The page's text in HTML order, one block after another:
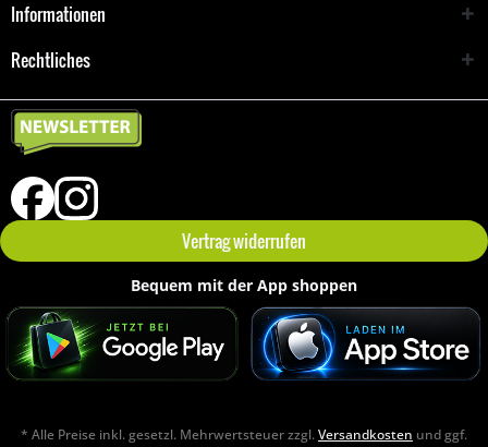
Informationen
Rechtliches
Vertrag widerrufen
Bequem mit der App shoppen
* Alle Preise inkl. gesetzl. Mehrwertsteuer zzgl.Versandkosten und ggf.